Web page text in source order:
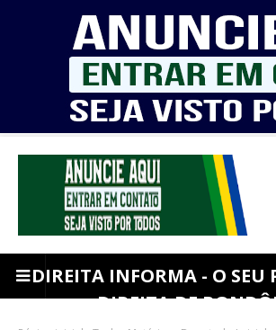
DIREITA INFORMA - O SEU
DIREITA DE